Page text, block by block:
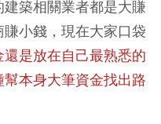
築相關業者都是大賺
小錢，現在大家口袋
還是放在自己最熟悉的
本身大筆資金找出路